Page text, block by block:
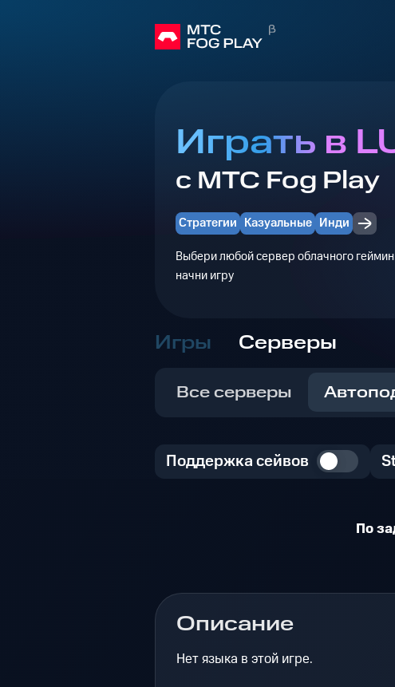
Играть в
с МТС Fog Play
Стратегии Казуальные Инди
Выбери любой сервер облачного
начни игру
Игры Серверы
Все серверы
Поддержка сейвов
По
Описание
Нет языка в этой игре.